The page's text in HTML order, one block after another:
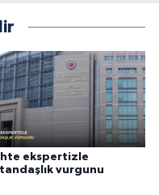
ekspertizle
vurgunu